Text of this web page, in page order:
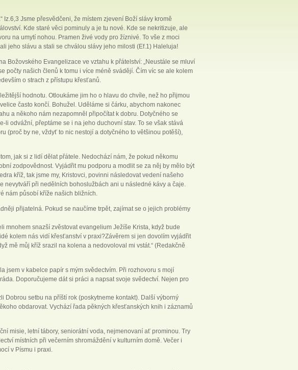
Iz.6,3 Jsme přesvědčeni, že místem zjevení Boží slávy kromě
Kde staré věci pominuly a je tu nové. Kde se nekritizuje, ale
na umytí nohou. Pramen živé vody pro žíznivé. To vše z moci
jeho slávu a stali se chválou slávy jeho milosti (Ef.1) Haleluja!
Božovského Evangelizace ve vztahu k přátelství: „Neustále se mluví
počty našich členů k tomu i více méně svádějí. Čím víc se ale kolem
o strach z přístupu křesťanů.
hodnotu. Otloukáme jim ho o hlavu do chvíle, než ho přijmou
často končí. Bohužel. Uděláme si čárku, abychom nakonec
a někoho nám nezapomněl připočítat k dobru. Dotyčného se
odvážní, přeptáme se i na jeho duchovní stav. To se však stává
(proč by ne, vždyť to nic nestojí a dotyčného to většinou potěší),
jak si z lidí dělat přátele. Nedochází nám, že pokud někomu
zodpovědnost. Vyjádřit mu podporu a modlit se za něj by mělo být
kříž, tak jsme my, Kristovci, povinni následovat vedení našeho
nevytváří při nedělních bohoslužbách ani u následné kávy a čaje.
nám působí kříže našich bližních.
přijatelná. Pokud se naučíme trpět, zajímat se o jejich problémy
mnohem snazší zvěstovat evangelium Ježíše Krista, když bude
kolem nás vidí křesťanství v praxi?Závěrem si jen dovolím vyjádřit
mě můj kříž srazil na kolena a nedovoloval mi vstát.“ (Redakčně
jsem v kabelce papír s mým svědectvím. Při rozhovoru s mojí
Doporučujeme dát si práci a napsat svoje svědectví. Nejen pro
setbu na příští rok (poskytneme kontakt). Další výborný
obdarovat. Vychází řada pěkných křesťanských knih i záznamů
misie, letní tábory, seniorátní voda, nejmenovaní ať prominou. Try
místních při večerním shromáždění v kulturním domě. Večer i
v Písmu i praxi.